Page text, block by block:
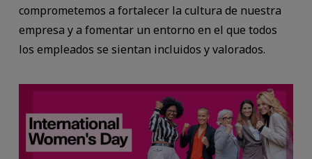
comprometemos a fortalecer la cultura de nuestra
empresa y a fomentar un entorno en el que todos
los empleados se sientan incluidos y valorados.